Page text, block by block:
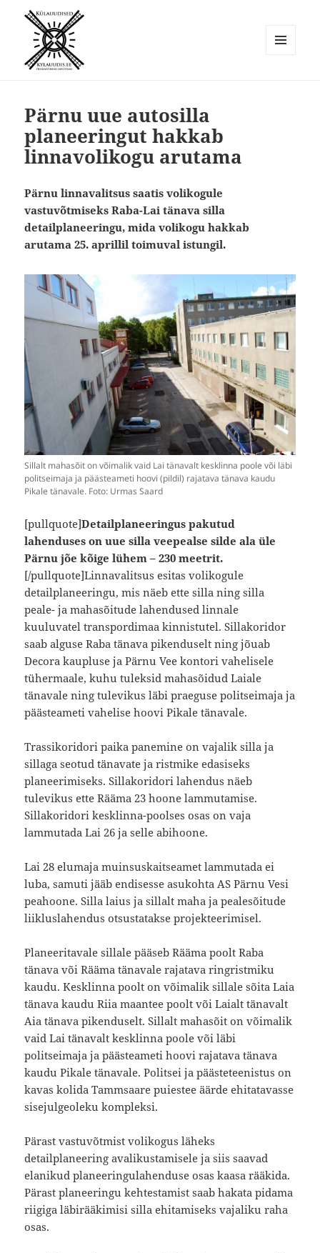
Pärnu uue autosilla
planeeringut hakkab
linnavolikogu arutama
Pärnu linnavalitsus saatis volikogule
vastuvõtmiseks Raba-Lai tänava silla
detailplaneeringu, mida volikogu hakkab
arutama 25. aprillil toimuval istungil.
Sillalt mahasõit on võimalik vaid Lai tänavalt kesklinna poole või läbi
politseimaja ja päästeameti hoovi (pildil) rajatava tänava kaudu
Pikale tänavale. Foto: Urmas Saard
[pullquote]Detailplaneeringus pakutud
lahenduses on uue silla veepealse silde ala üle
Pärnu jõe kõige lühem – 230 meetrit.
[/pullquote]Linnavalitsus esitas volikogule
detailplaneeringu, mis näeb ette silla ning silla
peale- ja mahasõitude lahendused linnale
kuuluvatel transpordimaa kinnistutel. Sillakoridor
saab alguse Raba tänava pikenduselt ning jõuab
Decora kaupluse ja Pärnu Vee kontori vahelisele
tühermaale, kuhu tuleksid mahasõidud Laiale
tänavale ning tulevikus läbi praeguse politseimaja ja
päästeameti vahelise hoovi Pikale tänavale.
Trassikoridori paika panemine on vajalik silla ja
sillaga seotud tänavate ja ristmike edasiseks
planeerimiseks. Sillakoridori lahendus näeb
tulevikus ette Rääma 23 hoone lammutamise.
Sillakoridori kesklinna-poolses osas on vaja
lammutada Lai 26 ja selle abihoone.
Lai 28 elumaja muinsuskaitseamet lammutada ei
luba, samuti jääb endisesse asukohta AS Pärnu Vesi
peahoone. Silla laius ja sillalt maha ja pealesõitude
liikluslahendus otsustatakse projekteerimisel.
Planeeritavale sillale pääseb Rääma poolt Raba
tänava või Rääma tänavale rajatava ringristmiku
kaudu. Kesklinna poolt on võimalik sillale sõita Laia
tänava kaudu Riia maantee poolt või Laialt tänavalt
Aia tänava pikenduselt. Sillalt mahasõit on võimalik
vaid Lai tänavalt kesklinna poole või läbi
politseimaja ja päästeameti hoovi rajatava tänava
kaudu Pikale tänavale. Politsei ja päästeteenistus on
kavas kolida Tammsaare puiestee äärde ehitatavasse
sisejulgeoleku kompleksi.
Pärast vastuvõtmist volikogus läheks
detailplaneering avalikustamisele ja siis saavad
elanikud planeeringulahenduse osas kaasa rääkida.
Pärast planeeringu kehtestamist saab hakata pidama
riigiga läbirääkimisi silla ehitamiseks vajaliku raha
osas.